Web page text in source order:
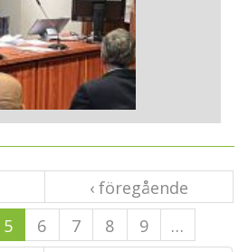
‹ föregående
5 6 7 8 9
…